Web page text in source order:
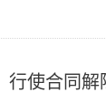
行使合同